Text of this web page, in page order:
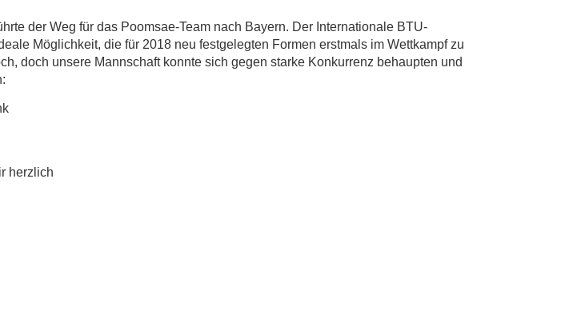
der Weg für das Poomsae-Team nach Bayern. Der Internationale BTU-
Möglichkeit, die für 2018 neu festgelegten Formen erstmals im Wettkampf zu
doch unsere Mannschaft konnte sich gegen starke Konkurrenz behaupten und
herzlich